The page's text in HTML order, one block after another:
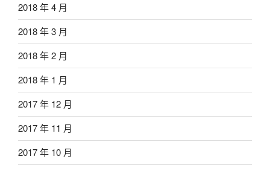
2018 年 4 月
2018 年 3 月
2018 年 2 月
2018 年 1 月
2017 年 12 月
2017 年 11 月
2017 年 10 月